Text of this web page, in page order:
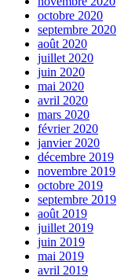
octobre 2020
septembre 2020
août 2020
juillet 2020
juin 2020
mai 2020
avril 2020
mars 2020
février 2020
janvier 2020
décembre 2019
novembre 2019
octobre 2019
septembre 2019
août 2019
juillet 2019
juin 2019
mai 2019
avril 2019